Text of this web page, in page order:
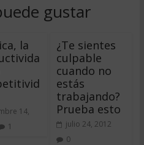
gustar
la
14,
1
¿Te sientes
culpable
cuando no
estás
trabajando?
Prueba esto
julio 24, 2012
0